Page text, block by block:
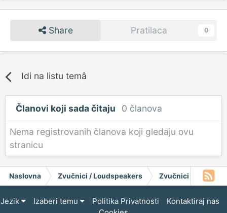
Share Pratilaca 0
Idi na listu temâ
Članovi koji sada čitaju 0 članova
Nema registrovanih članova koji gledaju ovu
stranicu
Naslovna Zvučnici / Loudspeakers Zvučnici
Jezik Izaberi temu Politika Privatnosti
Kontaktiraj nas